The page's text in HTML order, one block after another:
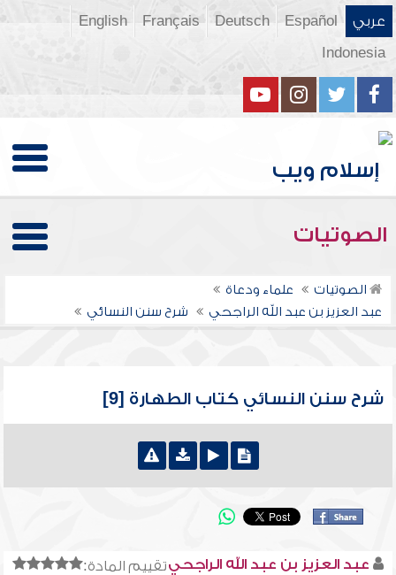
عربي Español
Deutsch
Français
English
Indonesia
الصوتيات
الصوتيات
علماء ودعاة
عبد العزيز بن عبد الله الراجحي
شرح سنن النسائي
شرح سنن النسائي كتاب الطهارة [9]
تقييم المادة:عبد العزيز بن عبد الله الراجحي